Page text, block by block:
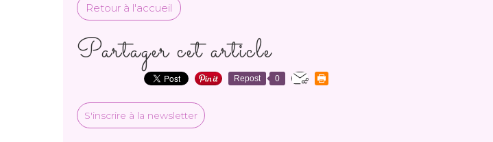
Retour à l'accueil
Partager cet article
Repost 0
S'inscrire à la newsletter